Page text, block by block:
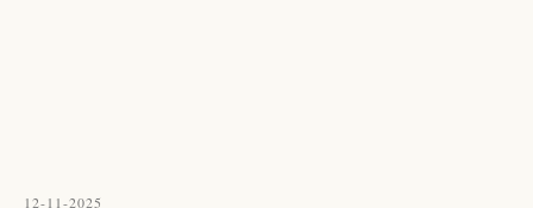
12-11-2025